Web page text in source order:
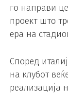
го направи
проект што
ера на
Според
на клубот
реализација